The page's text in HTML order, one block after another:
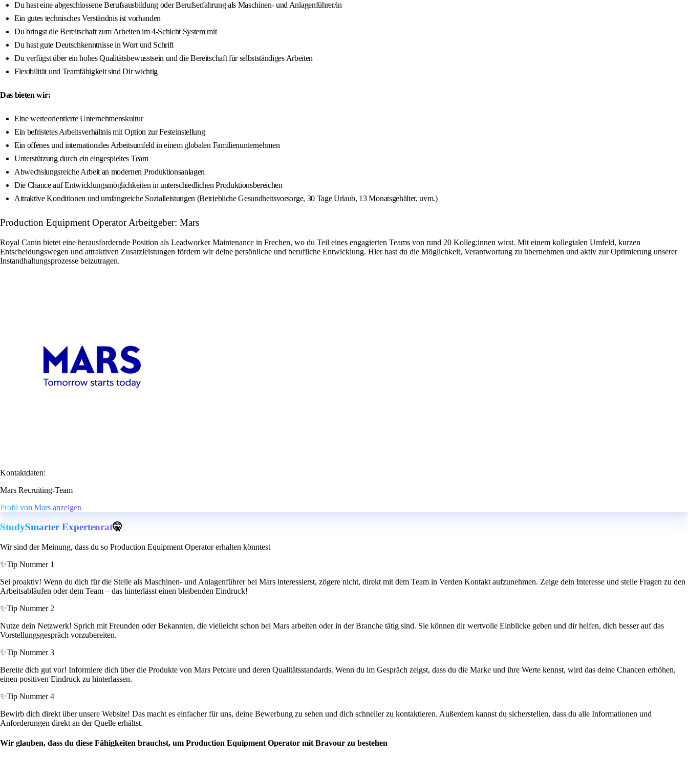
Du hast eine abgeschlossene Berufsausbildung oder Berufserfahrung als Maschinen- und Anlagenführer/in
Ein gutes technisches Verständnis ist vorhanden
Du bringst die Bereitschaft zum Arbeiten im 4-Schicht System mit
Du hast gute Deutschkenntnisse in Wort und Schrift
Du verfügst über ein hohes Qualitätsbewusstsein und die Bereitschaft für selbstständiges Arbeiten
Flexibilität und Teamfähigkeit sind Dir wichtig
Das bieten wir:
Eine werteorientierte Unternehmenskultur
Ein befristetes Arbeitsverhältnis mit Option zur Festeinstellung
Ein offenes und internationales Arbeitsumfeld in einem globalen Familienunternehmen
Unterstützung durch ein eingespieltes Team
Abwechslungsreiche Arbeit an modernen Produktionsanlagen
Die Chance auf Entwicklungsmöglichkeiten in unterschiedlichen Produktionsbereichen
Attraktive Konditionen und umfangreiche Sozialleistungen (Betriebliche Gesundheitsvorsorge, 30 Tage Urlaub, 13 Monatsgehälter, uvm.)
Production Equipment Operator Arbeitgeber: Mars
Royal Canin bietet eine herausfordernde Position als Leadworker Maintenance in Frechen, wo du Teil eines engagierten Teams von rund 20 Kolleg:innen wirst. Mit einem kollegialen Umfeld, kurzen
Entscheidungswegen und attraktiven Zusatzleistungen fördern wir deine persönliche und berufliche Entwicklung. Hier hast du die Möglichkeit, Verantwortung zu übernehmen und aktiv zur Optimierung unserer
Instandhaltungsprozesse beizutragen.
Kontaktdaten:
Mars Recruiting-Team
Profil von Mars anzeigen
StudySmarter Expertenrat🤫
Wir sind der Meinung, dass du so Production Equipment Operator erhalten könntest
✨Tip Nummer 1
Sei proaktiv! Wenn du dich für die Stelle als Maschinen- und Anlagenführer bei Mars interessierst, zögere nicht, direkt mit dem Team in Verden Kontakt aufzunehmen. Zeige dein Interesse und stelle Fragen zu den
Arbeitsabläufen oder dem Team – das hinterlässt einen bleibenden Eindruck!
✨Tip Nummer 2
Nutze dein Netzwerk! Sprich mit Freunden oder Bekannten, die vielleicht schon bei Mars arbeiten oder in der Branche tätig sind. Sie können dir wertvolle Einblicke geben und dir helfen, dich besser auf das
Vorstellungsgespräch vorzubereiten.
✨Tip Nummer 3
Bereite dich gut vor! Informiere dich über die Produkte von Mars Petcare und deren Qualitätsstandards. Wenn du im Gespräch zeigst, dass du die Marke und ihre Werte kennst, wird das deine Chancen erhöhen,
einen positiven Eindruck zu hinterlassen.
✨Tip Nummer 4
Bewirb dich direkt über unsere Website! Das macht es einfacher für uns, deine Bewerbung zu sehen und dich schneller zu kontaktieren. Außerdem kannst du sicherstellen, dass du alle Informationen und
Anforderungen direkt an der Quelle erhältst.
Wir glauben, dass du diese Fähigkeiten brauchst, um Production Equipment Operator mit Bravour zu bestehen